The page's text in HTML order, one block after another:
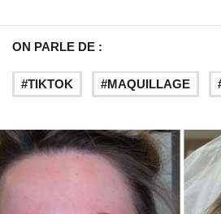
ON PARLE DE :
TIKTOK MAQUILLAGE